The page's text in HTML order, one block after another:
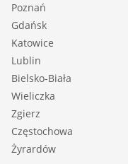
Poznań
Gdańsk
Katowice
Lublin
Bielsko-Biała
Wieliczka
Zgierz
Częstochowa
Żyrardów